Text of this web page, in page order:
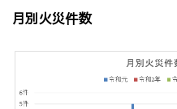
月別火災件数